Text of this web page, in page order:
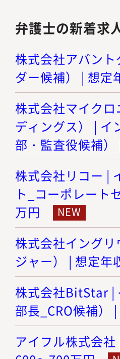
弁護士の新着求
株式会社アバン
ダー候補） | 想定
株式会社マイク
ディングス） | イ
部・監査役候補
株式会社リコー |
ト_コーポレート
万円
株式会社イング
ジャー） | 想定年
株式会社BitStar |
部長_CRO候補）
アイフル株式会